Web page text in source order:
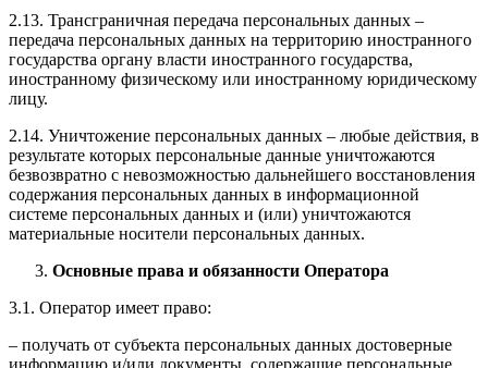
2.13. Трансграничная передача персональных данных –
передача персональных данных на территорию иностранного
государства органу власти иностранного государства,
иностранному физическому или иностранному юридическому
лицу.
2.14. Уничтожение персональных данных – любые действия, в
результате которых персональные данные уничтожаются
безвозвратно с невозможностью дальнейшего восстановления
содержания персональных данных в информационной
системе персональных данных и (или) уничтожаются
материальные носители персональных данных.
Основные права и обязанности Оператора
3.1. Оператор имеет право:
– получать от субъекта персональных данных достоверные